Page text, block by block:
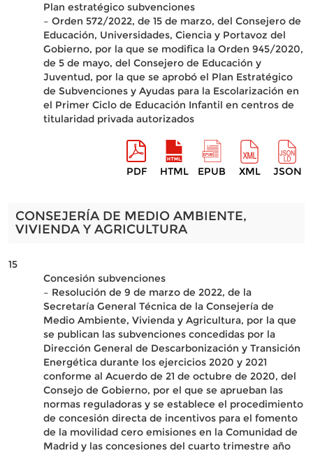
Plan estratégico subvenciones
– Orden 572/2022, de 15 de marzo, del Consejero de
Educación, Universidades, Ciencia y Portavoz del
Gobierno, por la que se modifica la Orden 945/2020,
de 5 de mayo, del Consejero de Educación y
Juventud, por la que se aprobó el Plan Estratégico
de Subvenciones y Ayudas para la Escolarización en
el Primer Ciclo de Educación Infantil en centros de
titularidad privada autorizados
PDF HTML EPUB XML JSON
CONSEJERÍA DE MEDIO AMBIENTE,
VIVIENDA Y AGRICULTURA
15
Concesión subvenciones
– Resolución de 9 de marzo de 2022, de la
Secretaría General Técnica de la Consejería de
Medio Ambiente, Vivienda y Agricultura, por la que
se publican las subvenciones concedidas por la
Dirección General de Descarbonización y Transición
Energética durante los ejercicios 2020 y 2021
conforme al Acuerdo de 21 de octubre de 2020, del
Consejo de Gobierno, por el que se aprueban las
normas reguladoras y se establece el procedimiento
de concesión directa de incentivos para el fomento
de la movilidad cero emisiones en la Comunidad de
Madrid y las concesiones del cuarto trimestre año